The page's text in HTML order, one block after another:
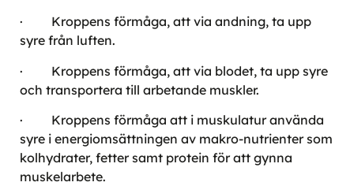
· Kroppens förmåga, att via andning, ta upp
syre från luften.
· Kroppens förmåga, att via blodet, ta upp syre
och transportera till arbetande muskler.
· Kroppens förmåga att i muskulatur använda
syre i energiomsättningen av makro-nutrienter som
kolhydrater, fetter samt protein för att gynna
muskelarbete.